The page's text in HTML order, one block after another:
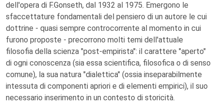
dell'opera di F.Gonseth, dal 1932 al 1975. Emergono le
sfaccettature fondamentali del pensiero di un autore le cui
dottrine - quasi sempre controcorrente al momento in cui
furono proposte - precorrono molti temi dell'attuale
filosofia della scienza "post-empirista": il carattere "aperto"
di ogni conoscenza (sia essa scientifica, filosofica o di senso
comune), la sua natura "dialettica" (ossia inseparabilmente
intessuta di componenti apriori e di elementi empirici), il suo
necessario inserimento in un contesto di storicità.